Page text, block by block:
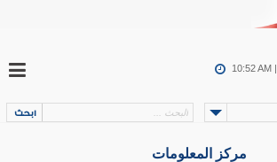
10:52 AM |
مركز المعلومات